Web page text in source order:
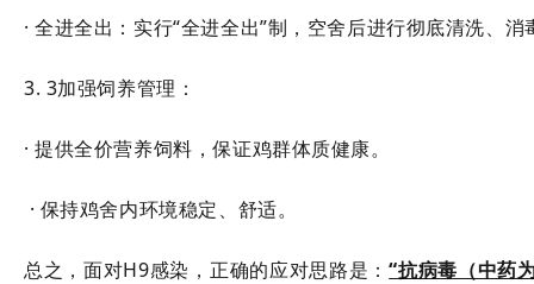
· 全进全出：实行“全进全出”制，空舍后进行彻底清洗、
3. 3加强饲养管理：
· 提供全价营养饲料，保证鸡群体质健康。
· 保持鸡舍内环境稳定、舒适。
总之，面对H9感染，正确的应对思路是：“抗病毒（中药